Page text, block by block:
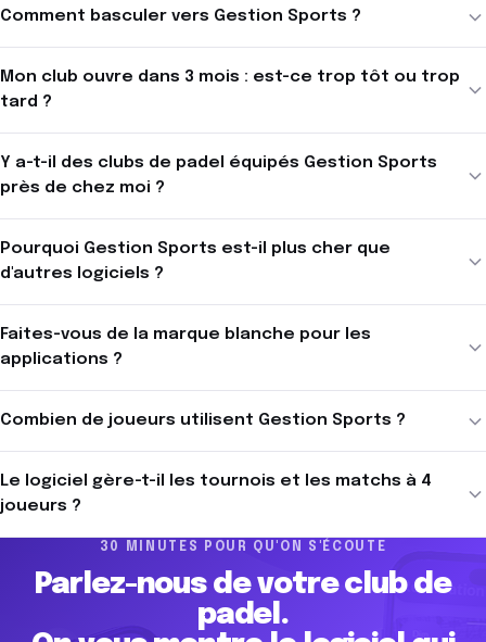
Comment basculer vers Gestion Sports ?
Mon club ouvre dans 3 mois : est-ce trop tôt ou trop
tard ?
Y a-t-il des clubs de padel équipés Gestion Sports
près de chez moi ?
Pourquoi Gestion Sports est-il plus cher que
d'autres logiciels ?
Faites-vous de la marque blanche pour les
applications ?
Combien de joueurs utilisent Gestion Sports ?
Le logiciel gère-t-il les tournois et les matchs à 4
joueurs ?
30 MINUTES POUR QU'ON S'ÉCOUTE
Parlez-nous de votre club de
padel.